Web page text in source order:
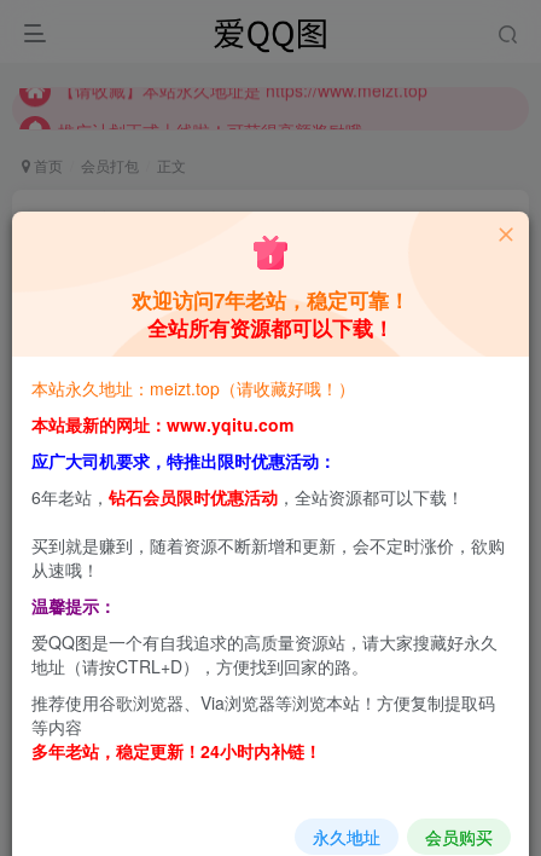
推广计划正式上线啦！可获得高额奖励哦
推广计划正式上线啦！可获得高额奖励哦
首页 会员打包 正文
2个月前更新
0 3.5W+
本站预览图进行了压缩和水印，原图无压缩，无本站水
2026-5-11，新增1套，共106套
瓜希酱高清图集，很不错的一位女子，青檬酱觉得相当的
美，是个看了心动的，司机们，喜欢的话，抓紧拿走，慢慢
品，细细的品哦。
资源目录
瓜希酱 NO.001 布莱默顿 [20P-118MB]
瓜希酱 NO.003 欧根亲王 [20P-94MB]
欢迎访问7年老站，稳定可靠！
全站所有资源都可以下载！
本站永久地址：meizt.top（请收藏好哦！）
本站最新的网址：www.yqitu.com
应广大司机要求，特推出限时优惠活动：
6年老站， 钻石会员限时优惠活动 ，全站资源都可以下载！
买到就是赚到，随着资源不断新增和更新，会不定时涨价，欲购
从速哦！
温馨提示：
爱QQ图是一个有自我追求的高质量资源站，请大家搜藏好永久
地址（请按CTRL+D），方便找到回家的路。
推荐使用谷歌浏览器、Via浏览器等浏览本站！方便复制提取码
等内容
多年老站，稳定更新！24小时内补链！
永久地址 会员购买